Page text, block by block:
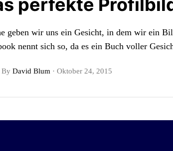
perfekte
geben wir uns ein Gesicht, in dem wir ein
nennt sich so, da es ein Buch voller
By David Blum · Oktober 24, 2015